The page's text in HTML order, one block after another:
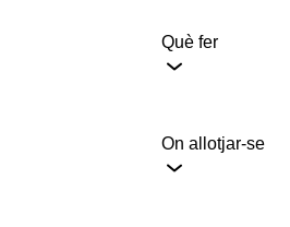
Què fer
On allotjar-se